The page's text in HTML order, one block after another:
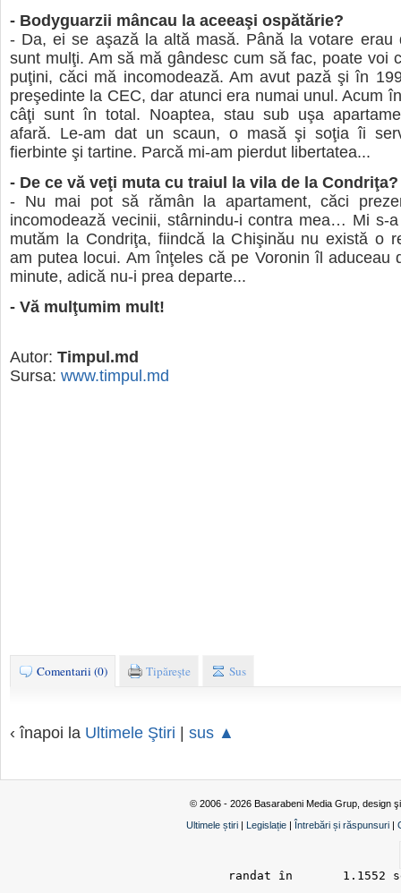
- Bodyguarzii mâncau la aceeaşi ospătărie?
- Da, ei se aşază la altă masă. Până la votare erau
sunt mulţi. Am să mă gândesc cum să fac, poate voi
puţini, căci mă incomodează. Am avut pază şi în
preşedinte la CEC, dar atunci era numai unul. Acum
câţi sunt în total. Noaptea, stau sub uşa
afară. Le-am dat un scaun, o masă şi soţia îi
fierbinte şi tartine. Parcă mi-am pierdut libertatea...
- De ce vă veţi muta cu traiul la vila de la
- Nu mai pot să rămân la apartament, căci
incomodează vecinii, stârnindu-i contra mea… Mi s-
mutăm la Condriţa, fiindcă la Chişinău nu există o
am putea locui. Am înţeles că pe Voronin îl aduceau
minute, adică nu-i prea departe...
- Vă mulţumim mult!
Autor: Timpul.md
Sursa: www.timpul.md
Comentarii (0) Tipăreşte Sus
‹ înapoi la Ultimele Ştiri | sus ▲
© 2006 - 2026 Basarabeni Media Grup, design
Ultimele știri | Legislație | Întrebări și răspunsuri |
randat în